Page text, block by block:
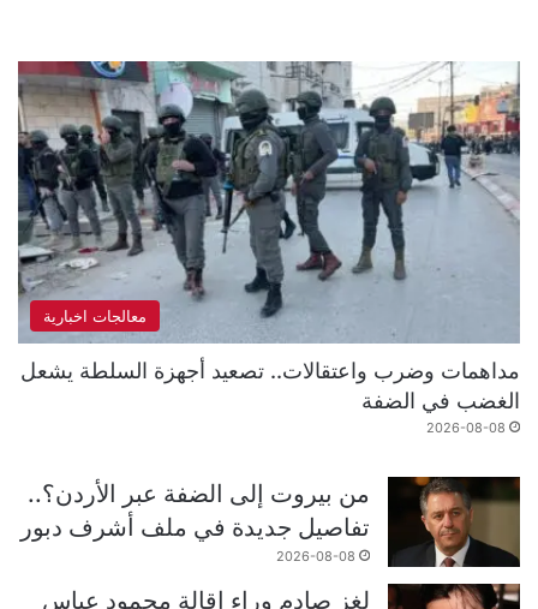
معالجات اخبارية
مداهمات وضرب واعتقالات.. تصعيد أجهزة السلطة يشعل
الغضب في الضفة
2026-08-08
من بيروت إلى الضفة عبر الأردن؟..
تفاصيل جديدة في ملف أشرف دبور
2026-08-08
لغز صادم وراء إقالة محمود عباس